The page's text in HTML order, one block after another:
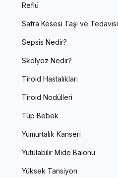
Reflü
Safra Kesesi Taşı ve Tedavisi
Sepsis Nedir?
Skolyoz Nedir?
Tiroid Hastalıkları
Tiroid Nodülleri
Tüp Bebek
Yumurtalık Kanseri
Yutulabilir Mide Balonu
Yüksek Tansiyon